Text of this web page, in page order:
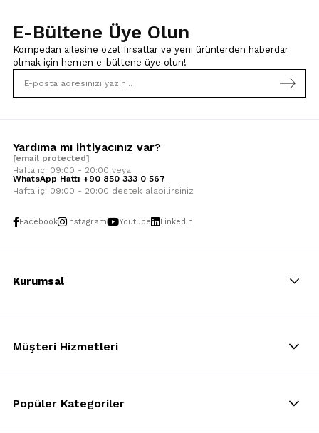
E-Bültene Üye Olun
Kompedan ailesine özel fırsatlar ve yeni ürünlerden haberdar
olmak için hemen e-bültene üye olun!
Yardıma mı ihtiyacınız var?
[email protected]
Hafta içi 09:00 - 20:00 veya
WhatsApp Hattı +90 850 333 0 567
Hafta içi 09:00 - 20:00 destek alabilirsiniz
Facebook Instagram Youtube Linkedin
Kurumsal
Müşteri Hizmetleri
Popüler Kategoriler